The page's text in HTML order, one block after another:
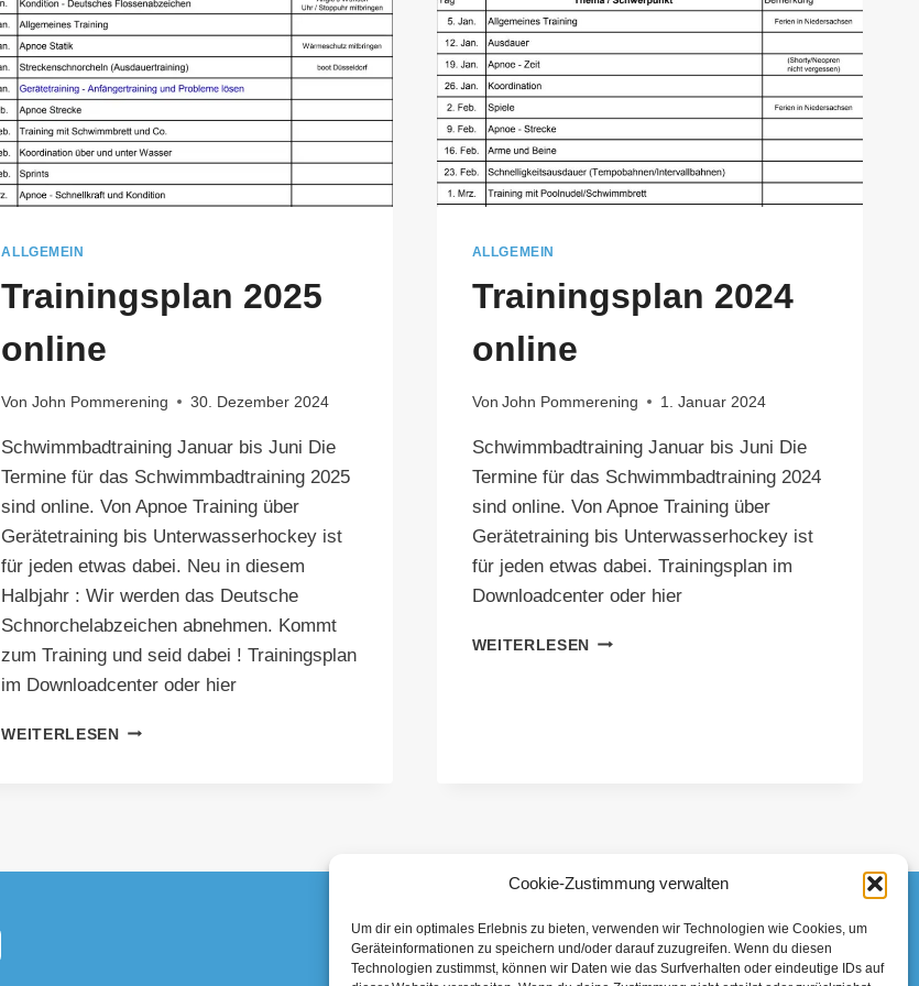
Cookie-Zustimmung verwalten
Um dir ein optimales Erlebnis zu bieten, verwenden wir Technologien wie Cookies, um
Geräteinformationen zu speichern und/oder darauf zuzugreifen. Wenn du diesen
Technologien zustimmst, können wir Daten wie das Surfverhalten oder eindeutige IDs auf
ALLGEMEIN
Trainingsplan 2025
online
Von John Pommerening 30. Dezember 2024
Schwimmbadtraining Januar bis Juni Die
Termine für das Schwimmbadtraining 2025
sind online. Von Apnoe Training über
Gerätetraining bis Unterwasserhockey ist
für jeden etwas dabei. Neu in diesem
Halbjahr : Wir werden das Deutsche
Schnorchelabzeichen abnehmen. Kommt
zum Training und seid dabei ! Trainingsplan
im Downloadcenter oder hier
WEITERLESENTRAININGSPLAN
ALLGEMEIN
Trainingsplan 2024
online
Von John Pommerening 1. Januar 2024
Schwimmbadtraining Januar bis Juni Die
Termine für das Schwimmbadtraining 2024
sind online. Von Apnoe Training über
Gerätetraining bis Unterwasserhockey ist
für jeden etwas dabei. Trainingsplan im
Downloadcenter oder hier
WEITERLESEN
TRAININGSPLAN